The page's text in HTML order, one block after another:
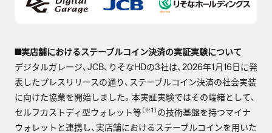
■実店舗におけるステーブルコイン決済の実証実験について
デジタルガレージ、JCB、りそなHDの3社は、2026年1月16日に発
表したプレスリリースの通り、ステーブルコイン決済の社会実装
に向けた協業を開始しました。本実証実験ではその端緒として、
セルフカストディ型ウォレット等（※1） の技術基盤を持つマイナ
ウォレットと連携し、実店舗におけるステーブルコインを用いた